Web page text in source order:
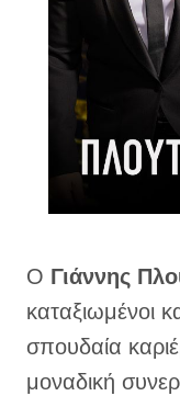
Ο Γιάννης
καταξιωμένοι
σπουδαία
μοναδική